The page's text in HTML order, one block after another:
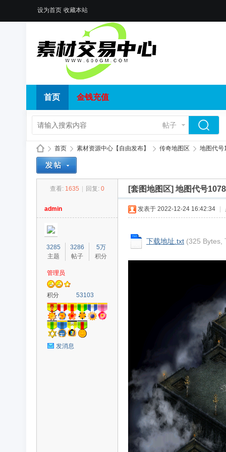
设为首页 收藏本站
首页 金钱充值
帖子
首页
›
素材资源中心【自由发布】
›
传奇地图区
›
地图代号
查看: 1635 回复: 0 [套图地图区] 地图代号
admin
3285
主题
3286
帖子
5万
积分
管理员
积分 53103
发消息
发表于 2022-12-24 16:42:34
下载地址.txt (325 Bytes,